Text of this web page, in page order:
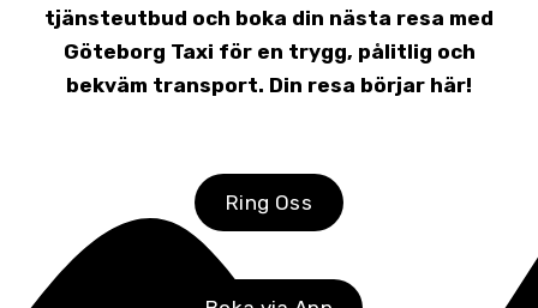
tjänsteutbud och boka din nästa resa med
Göteborg Taxi för en trygg, pålitlig och
bekväm transport. Din resa börjar här!
Ring Oss